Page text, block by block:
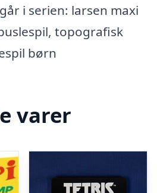
i serien: larsen maxi
topografisk
børn
varer